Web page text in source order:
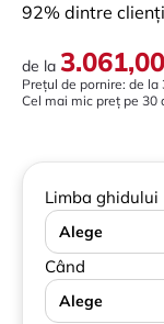
92% dintre
de la
Prețul de pornire: de la
Cel mai mic preț pe 30
Limba ghidului
Alege
Când
Alege